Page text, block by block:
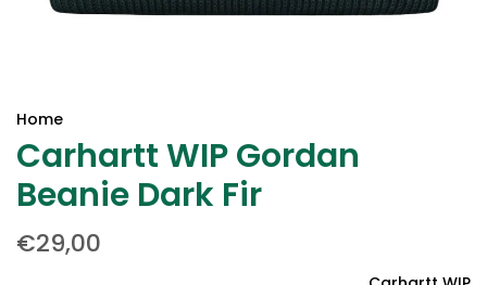
Home
Carhartt WIP Gordan
Beanie Dark Fir
€29,00